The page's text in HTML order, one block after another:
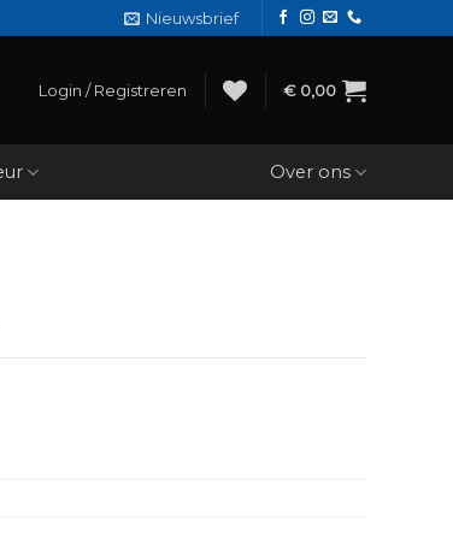
Nieuwsbrief
Login / Registreren € 0,00
Over ons